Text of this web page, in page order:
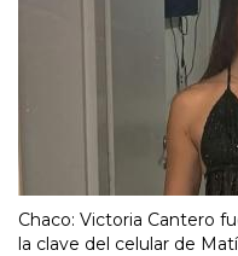
Chaco: Victoria Cantero
la clave del celular de